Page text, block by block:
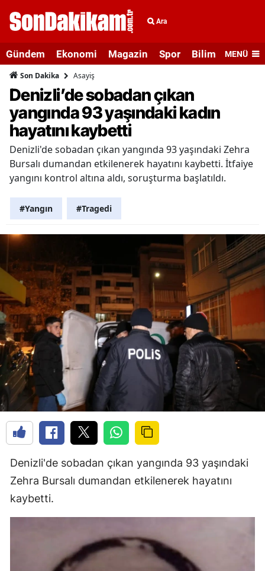
Ara
Gündem Ekonomi Magazin Spor Bilim veMENÜ
Son Dakika Asayiş
Denizli’de sobadan çıkan
yangında 93 yaşındaki kadın
hayatını kaybetti
Denizli'de sobadan çıkan yangında 93 yaşındaki Zehra
Bursalı dumandan etkilenerek hayatını kaybetti. İtfaiye
yangını kontrol altına aldı, soruşturma başlatıldı.
#Yangın #Tragedi
Denizli'de sobadan çıkan yangında 93 yaşındaki
Zehra Bursalı dumandan etkilenerek hayatını
kaybetti.